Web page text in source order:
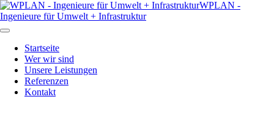
WPLAN -
Ingenieure für Umwelt + Infrastruktur
Startseite
Wer wir sind
Unsere Leistungen
Referenzen
Kontakt